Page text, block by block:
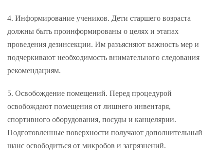
4. Информирование учеников. Дети старшего возраста
должны быть проинформированы о целях и этапах
проведения дезинсекции. Им разъясняют важность мер и
подчеркивают необходимость внимательного следования
рекомендациям.
5. Освобождение помещений. Перед процедурой
освобождают помещения от лишнего инвентаря,
спортивного оборудования, посуды и канцелярии.
Подготовленные поверхности получают дополнительный
шанс освободиться от микробов и загрязнений.